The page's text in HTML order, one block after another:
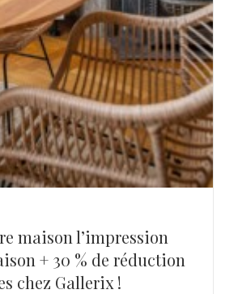
maison l’impression
+ 30 % de réduction
chez Gallerix !